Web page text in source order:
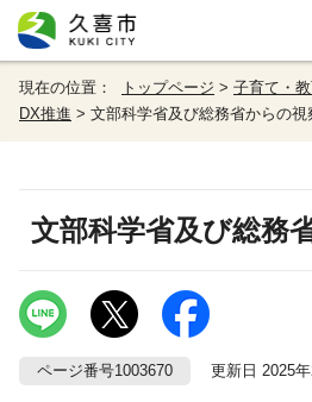
現在の位置： トップページ > 子育て・
DX推進 > 文部科学省及び総務省からの視
文部科学省及び総務
ページ番号1003670 更新日 2025年